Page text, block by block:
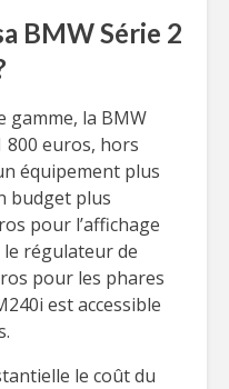
BMW Série 2
gamme, la BMW
800 euros, hors
équipement plus
budget plus
pour l’affichage
régulateur de
pour les phares
est accessible
le coût du